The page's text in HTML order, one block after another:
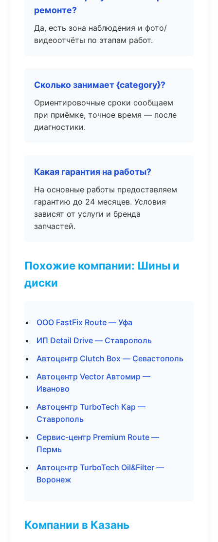
ремонте?
Да, есть зона наблюдения и фото/
видеоотчёты по этапам работ.
Сколько занимает {category}?
Ориентировочные сроки сообщаем
при приёмке, точное время — после
диагностики.
Какая гарантия на работы?
На основные работы предоставляем
гарантию до 24 месяцев. Условия
зависят от услуги и бренда
запчастей.
Похожие компании: Шины и
диски
ООО FastFix Route — Уфа
ИП Detail Drive — Ставрополь
Автоцентр Clutch Box — Севастополь
Автоцентр Vector Автомир —
Иваново
Автоцентр TurboTech Кар —
Ставрополь
Сервис-центр Premium Route —
Пермь
Автоцентр TurboTech Oil&Filter —
Воронеж
Компании в Казань